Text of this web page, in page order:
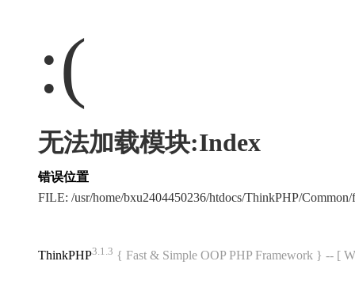
:(
无法加载模块:Index
错误位置
FILE: /usr/home/bxu2404450236/htdocs/ThinkPHP/
ThinkPHP3.1.3 { Fast & Simple OOP PHP Framework } -- [